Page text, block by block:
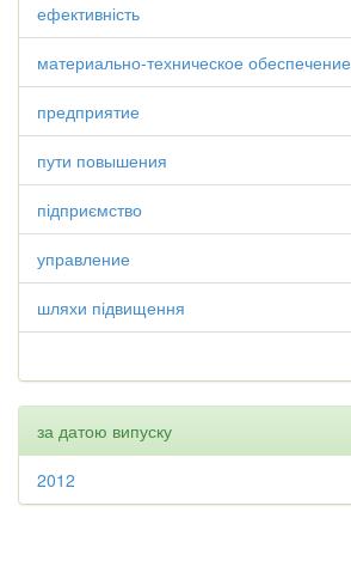
ефективність
материально-техническое обеспечение
предприятие
пути повышения
підприємство
управление
шляхи підвищення
за датою випуску
2012